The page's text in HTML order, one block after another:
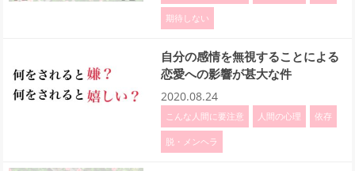
期待しない
自分の感情を無視することによる
恋愛への影響が甚大な件
2020.08.24
こんな人間に要注意 人間の心理 依存
脱・メンヘラ